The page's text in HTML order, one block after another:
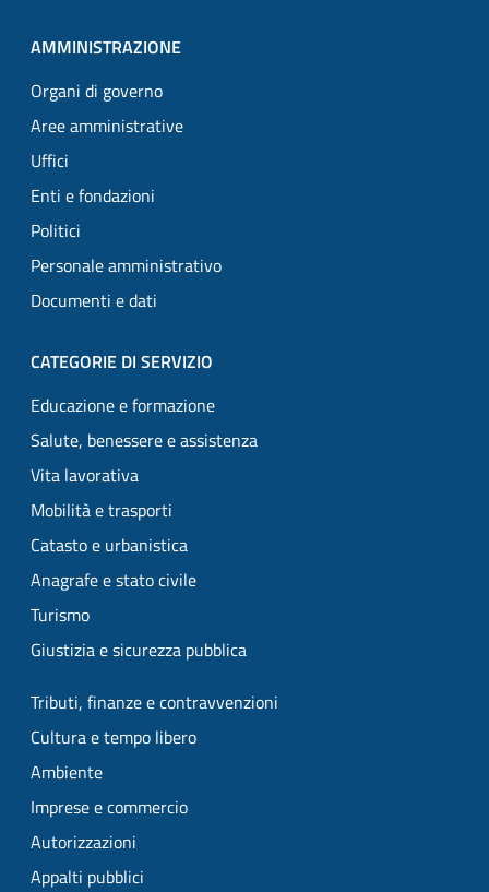
AMMINISTRAZIONE
Organi di governo
Aree amministrative
Uffici
Enti e fondazioni
Politici
Personale amministrativo
Documenti e dati
CATEGORIE DI SERVIZIO
Educazione e formazione
Salute, benessere e assistenza
Vita lavorativa
Mobilità e trasporti
Catasto e urbanistica
Anagrafe e stato civile
Turismo
Giustizia e sicurezza pubblica
Tributi, finanze e contravvenzioni
Cultura e tempo libero
Ambiente
Imprese e commercio
Autorizzazioni
Appalti pubblici